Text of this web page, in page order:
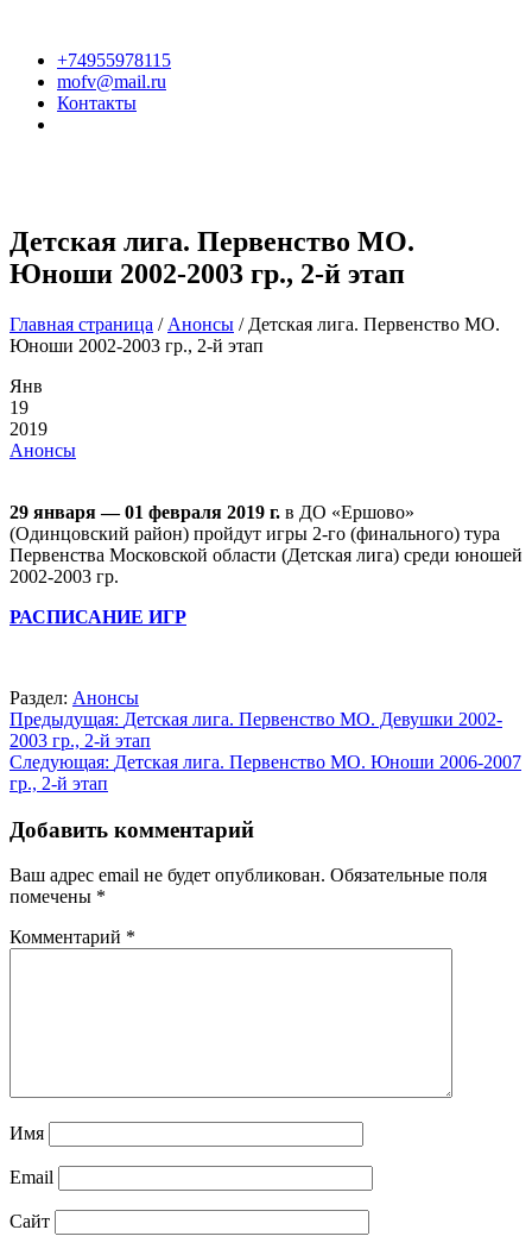
+74955978115
mofv@mail.ru
Контакты
Детская лига. Первенство МО.
Юноши 2002-2003 гр., 2-й этап
Главная страница / Анонсы / Детская лига. Первенство МО.
Юноши 2002-2003 гр., 2-й этап
Янв
19
2019
Анонсы
29 января — 01 февраля 2019 г. в ДО «Ершово»
(Одинцовский район) пройдут игры 2-го (финального) тура
Первенства Московской области (Детская лига) среди юношей
2002-2003 гр.
РАСПИСАНИЕ ИГР
Раздел: Анонсы
Навигация
по
записям
Предыдущая: Детская лига. Первенство МО. Девушки 2002-
2003 гр., 2-й этап
Следующая: Детская лига. Первенство МО. Юноши 2006-2007
гр., 2-й этап
Добавить комментарий
Ваш адрес email не будет опубликован. Обязательные поля
помечены *
Комментарий *
Имя
Email
Сайт